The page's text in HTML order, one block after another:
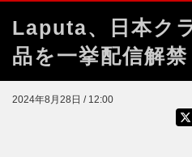
Laputa、日本ク
品を一挙配信解禁
2024年8月28日 / 12:00